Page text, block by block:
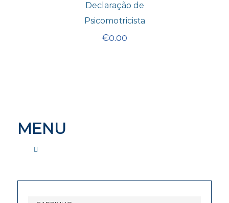
Declaração de
Psicomotricista
€0.00
MENU